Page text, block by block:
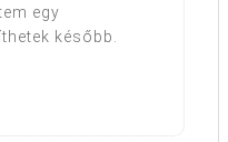
egy
később.